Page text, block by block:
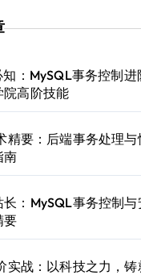
：MySQL事务控制进
院高阶技能
精要：后端事务处理与
南
：MySQL事务控制与
要
实战：以科技之力，铸